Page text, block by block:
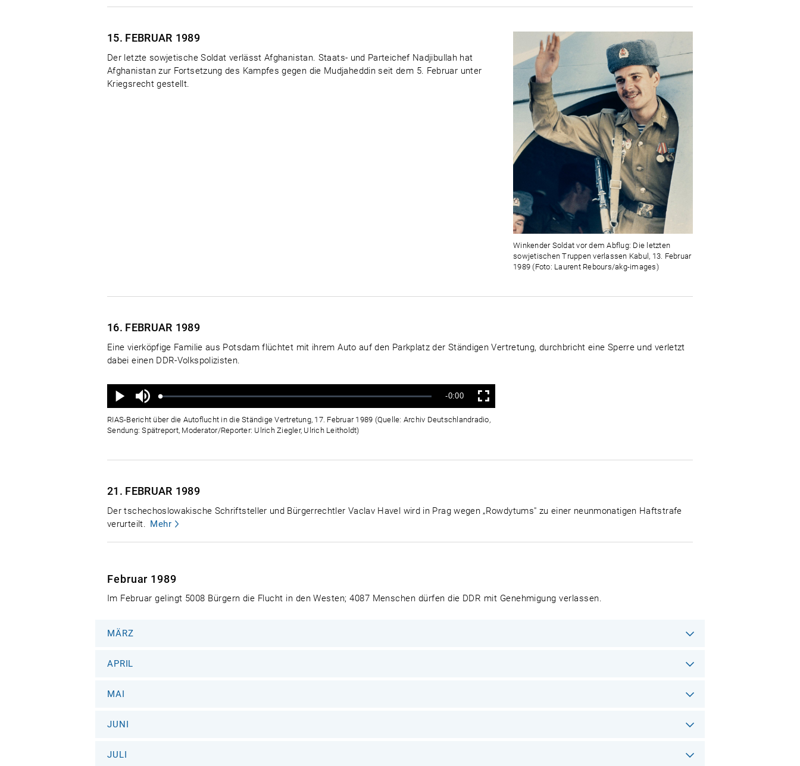
15. FEBRUAR 1989
Winkender Soldat vor dem Abflug: Die letzten
sowjetischen Truppen verlassen Kabul, 13. Februar
1989 (Foto: Laurent Rebours/akg-images)
Der letzte sowjetische Soldat verlässt Afghanistan. Staats- und Parteichef Nadjibullah hat
Afghanistan zur Fortsetzung des Kampfes gegen die Mudjaheddin seit dem 5. Februar unter
Kriegsrecht gestellt.
16. FEBRUAR 1989
Eine vierköpfige Familie aus Potsdam flüchtet mit ihrem Auto auf den Parkplatz der Ständigen Vertretung, durchbricht eine Sperre und verletzt
dabei einen DDR-Volkspolizisten.
Wiedergabe
Ton
aus
Geladen:
Status:
Verbleibende
Zeit
-0:00 Vollbild
RIAS-Bericht über die Autoflucht in die Ständige Vertretung, 17. Februar 1989 (Quelle: Archiv Deutschlandradio,
Sendung: Spätreport, Moderator/Reporter: Ulrich Ziegler, Ulrich Leitholdt)
21. FEBRUAR 1989
Der tschechoslowakische Schriftsteller und Bürgerrechtler Vaclav Havel wird in Prag wegen „Rowdytums" zu einer neunmonatigen Haftstrafe
verurteilt. Mehr
Februar 1989
Im Februar gelingt 5008 Bürgern die Flucht in den Westen; 4087 Menschen dürfen die DDR mit Genehmigung verlassen.
MÄRZ
APRIL
MAI
JUNI
JULI